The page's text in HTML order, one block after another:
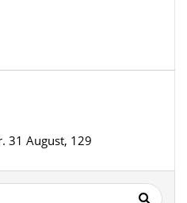
31 August, 129